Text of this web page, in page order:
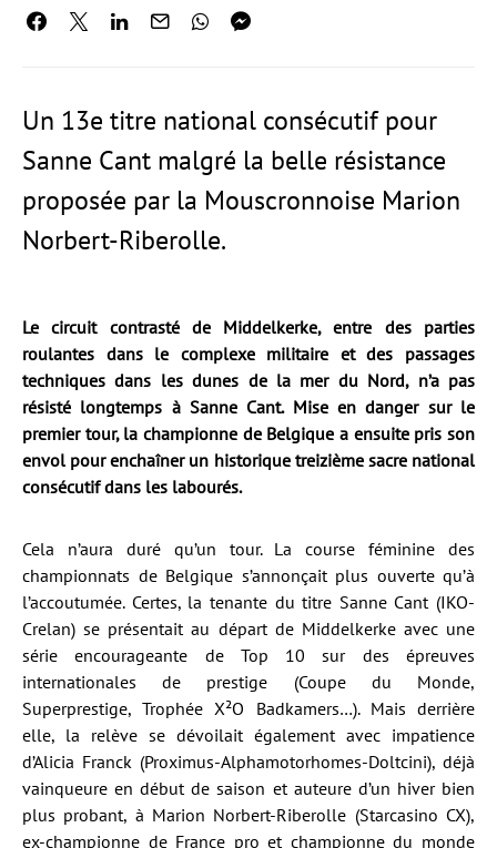
Un 13e titre national consécutif pour
Sanne Cant malgré la belle résistance
proposée par la Mouscronnoise Marion
Norbert-Riberolle.
Le circuit contrasté de Middelkerke, entre des parties
roulantes dans le complexe militaire et des passages
techniques dans les dunes de la mer du Nord, n’a pas
résisté longtemps à Sanne Cant. Mise en danger sur le
premier tour, la championne de Belgique a ensuite pris son
envol pour enchaîner un historique treizième sacre national
consécutif dans les labourés.
Cela n’aura duré qu’un tour. La course féminine des
championnats de Belgique s’annonçait plus ouverte qu’à
l’accoutumée. Certes, la tenante du titre Sanne Cant (IKO-
Crelan) se présentait au départ de Middelkerke avec une
série encourageante de Top 10 sur des épreuves
internationales de prestige (Coupe du Monde,
Superprestige, Trophée X²O Badkamers…). Mais derrière
elle, la relève se dévoilait également avec impatience
d’Alicia Franck (Proximus-Alphamotorhomes-Doltcini), déjà
vainqueure en début de saison et auteure d’un hiver bien
plus probant, à Marion Norbert-Riberolle (Starcasino CX),
ex-championne de France pro et championne du monde